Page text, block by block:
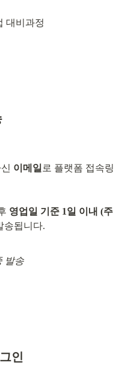
대비과정
이메일 로 플랫폼 접속링
영업일 기준 1일 이내 (주
발송
인